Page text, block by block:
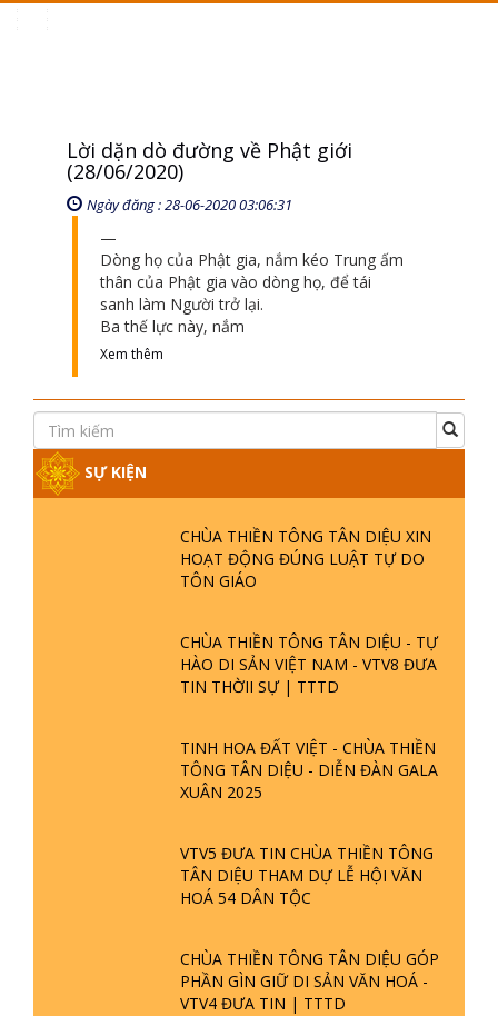
Lời dặn dò đường về Phật giới
(28/06/2020)
Ngày đăng : 28-06-2020 03:06:31
Dòng họ của Phật gia, nắm kéo Trung ấm
thân của Phật gia vào dòng họ, để tái
sanh làm Người trở lại.
Ba thế lực này, nắm
Xem thêm
SỰ KIỆN
CHÙA THIỀN TÔNG TÂN DIỆU XIN
HOẠT ĐỘNG ĐÚNG LUẬT TỰ DO
TÔN GIÁO
CHÙA THIỀN TÔNG TÂN DIỆU - TỰ
HÀO DI SẢN VIỆT NAM - VTV8 ĐƯA
TIN THỜII SỰ | TTTD
TINH HOA ĐẤT VIỆT - CHÙA THIỀN
TÔNG TÂN DIỆU - DIỄN ĐÀN GALA
XUÂN 2025
VTV5 ĐƯA TIN CHÙA THIỀN TÔNG
TÂN DIỆU THAM DỰ LỄ HỘI VĂN
HOÁ 54 DÂN TỘC
CHÙA THIỀN TÔNG TÂN DIỆU GÓP
PHẦN GÌN GIỮ DI SẢN VĂN HOÁ -
VTV4 ĐƯA TIN | TTTD